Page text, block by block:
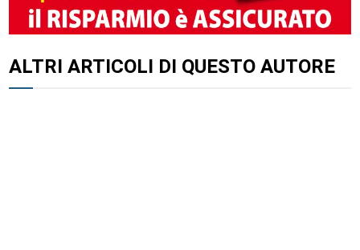
ALTRI ARTICOLI DI QUESTO AUTORE